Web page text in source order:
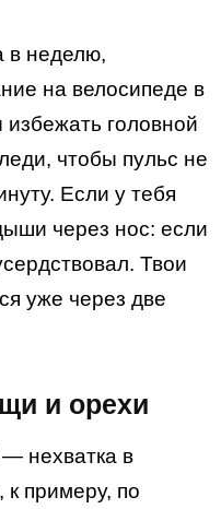
в неделю,
на велосипеде в
головной
чтобы пульс не
Если у тебя
через нос: если
Твои
уже через две
и орехи
нехватка в
примеру, по